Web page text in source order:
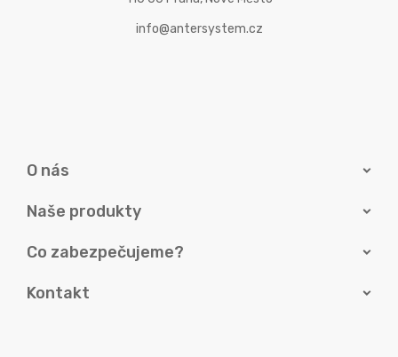
info@antersystem.cz
O nás
Naše produkty
Co zabezpečujeme?
Kontakt